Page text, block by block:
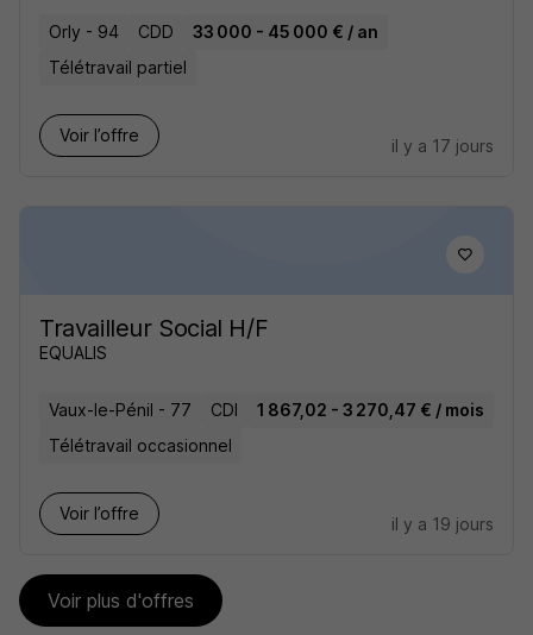
Orly - 94 CDD
33 000 - 45 000 € / an
Télétravail partiel
Voir l’offre
il y a 17 jours
Travailleur Social H/F
EQUALIS
Vaux-le-Pénil - 77 CDI
1 867,02 - 3 270,47 € / mois
Télétravail occasionnel
Voir l’offre
il y a 19 jours
Voir plus d'offres